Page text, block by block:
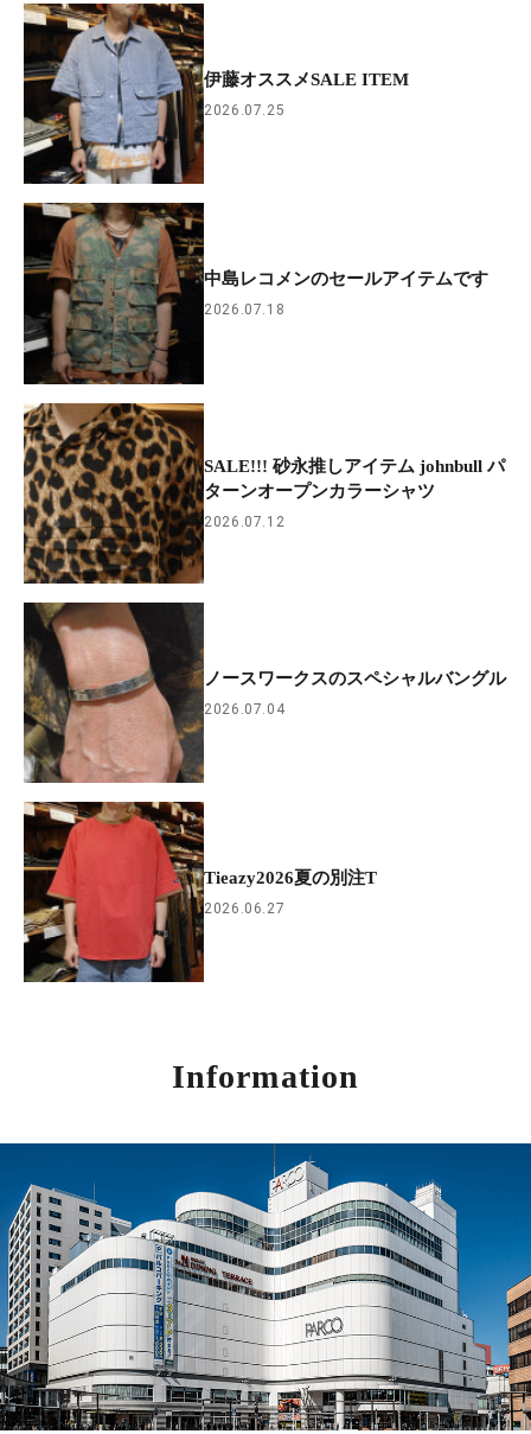
伊藤オススメSALE ITEM
2026.07.25
中島レコメンのセールアイテムです
2026.07.18
SALE!!! 砂永推しアイテム johnbull パ
ターンオープンカラーシャツ
2026.07.12
ノースワークスのスペシャルバングル
2026.07.04
Tieazy2026夏の別注T
2026.06.27
Information